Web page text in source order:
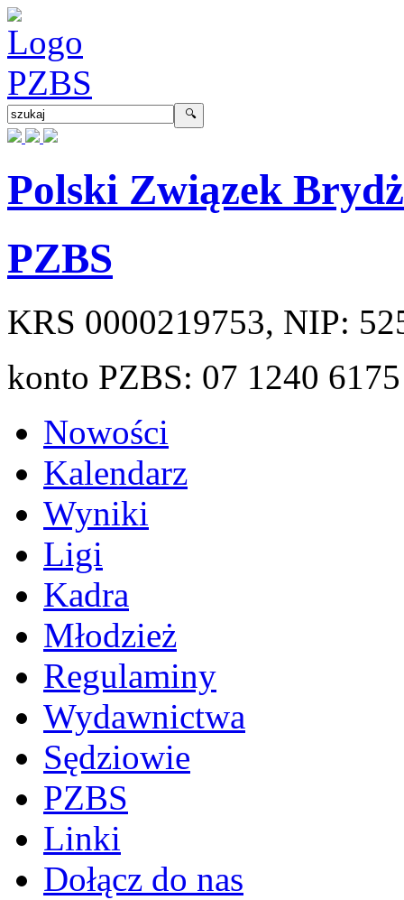
Polski Związek
PZBS
KRS 0000219753, NIP:
konto PZBS: 07 1240
Nowości
Kalendarz
Wyniki
Ligi
Kadra
Młodzież
Regulaminy
Wydawnictwa
Sędziowie
PZBS
Linki
Dołącz do nas